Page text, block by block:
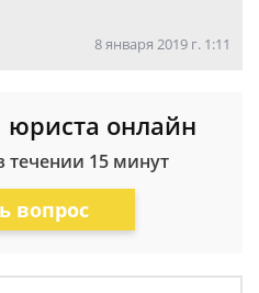
8 января 2019 г. 1:11
юриста онлайн
течении 15 минут
вопрос